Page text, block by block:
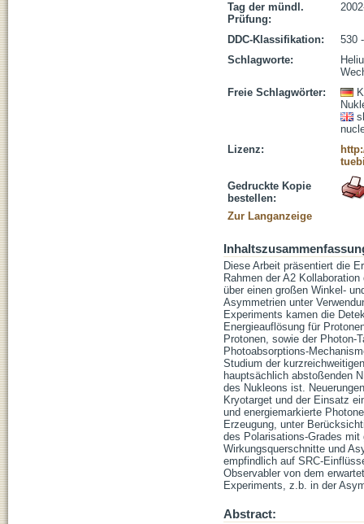
Tag der mündl.
Prüfung:
DDC-Klassifikation:
530
Schlagworte:
Freie Schlagwörter:
Lizenz:
Gedruckte Kopie
bestellen:
Zur Langanzeige
Diese Arbeit präsentiert die
Rahmen der A2
über einen großen Winkel-
Asymmetrien unter
Experiments kamen die
Energieauflösung für
Protonen, sowie der Photon-
Photoabsorptions-
Studium der
hauptsächlich abstoßenden
des Nukleons ist.
Kryotarget und der Einsatz
und energiemarkierte
Erzeugung, unter
des Polarisations-Grades
Wirkungsquerschnitte und
empfindlich auf SRC-
Observabler von dem
Experiments, z.b. in der
Abstract: